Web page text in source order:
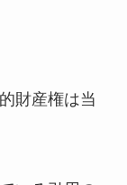
財産権は当